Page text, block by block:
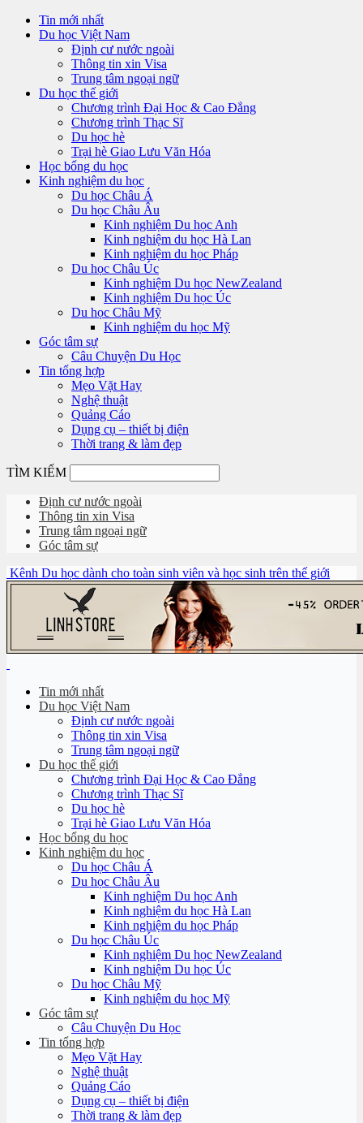
Tin mới nhất
Du học Việt Nam
Định cư nước ngoài
Thông tin xin Visa
Trung tâm ngoại ngữ
Du học thế giới
Chương trình Đại Học & Cao Đẳng
Chương trình Thạc Sĩ
Du học hè
Trại hè Giao Lưu Văn Hóa
Học bổng du học
Kinh nghiệm du học
Du học Châu Á
Du học Châu Âu
Kinh nghiệm Du học Anh
Kinh nghiệm du học Hà Lan
Kinh nghiệm du học Pháp
Du học Châu Úc
Kinh nghiệm Du học NewZealand
Kinh nghiệm Du học Úc
Du học Châu Mỹ
Kinh nghiệm du học Mỹ
Góc tâm sự
Câu Chuyện Du Học
Tin tổng hợp
Mẹo Vặt Hay
Nghệ thuật
Quảng Cáo
Dụng cụ – thiết bị điện
Thời trang & làm đẹp
TÌM KIẾM
Định cư nước ngoài
Thông tin xin Visa
Trung tâm ngoại ngữ
Góc tâm sự
Kênh Du học dành cho toàn sinh viên và học sinh trên thế giới
Tin mới nhất
Du học Việt Nam
Định cư nước ngoài
Thông tin xin Visa
Trung tâm ngoại ngữ
Du học thế giới
Chương trình Đại Học & Cao Đẳng
Chương trình Thạc Sĩ
Du học hè
Trại hè Giao Lưu Văn Hóa
Học bổng du học
Kinh nghiệm du học
Du học Châu Á
Du học Châu Âu
Kinh nghiệm Du học Anh
Kinh nghiệm du học Hà Lan
Kinh nghiệm du học Pháp
Du học Châu Úc
Kinh nghiệm Du học NewZealand
Kinh nghiệm Du học Úc
Du học Châu Mỹ
Kinh nghiệm du học Mỹ
Góc tâm sự
Câu Chuyện Du Học
Tin tổng hợp
Mẹo Vặt Hay
Nghệ thuật
Quảng Cáo
Dụng cụ – thiết bị điện
Thời trang & làm đẹp